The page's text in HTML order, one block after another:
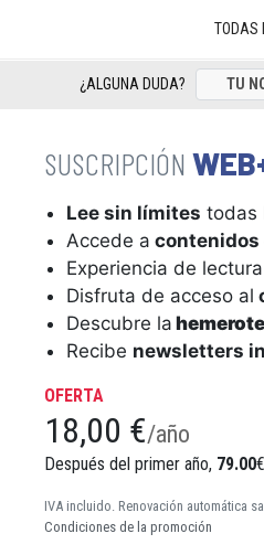
TODAS
¿ALGUNA DUDA?
Lee sin límites todas
Accede a
Experiencia de lectura
Disfruta de acceso al
Descubre la
Recibe newsletters
OFERTA
18,00 €/año
Después del primer año, 79.00
IVA incluido. Renovación automática
Condiciones de la promoción